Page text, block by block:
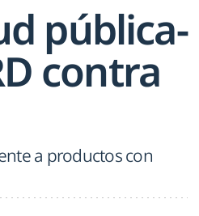
pública-
contra
a productos con